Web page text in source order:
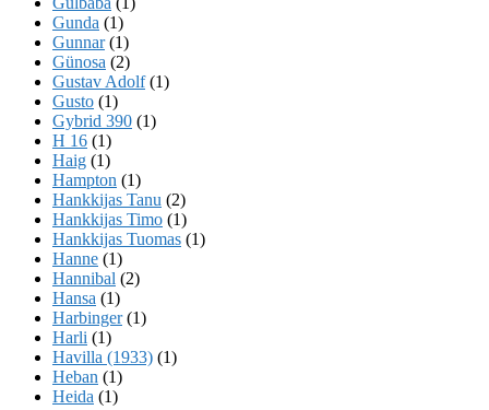
Gunda (1)
Gunnar(1)
Günosa (2)
Gustav Adolf(1)
Gusto (1)
Gybrid 390 (1)
H 16 (1)
Haig (1)
Hampton (1)
Hankkijas Tanu (2)
Hankkijas Timo (1)
Hankkijas Tuomas (1)
Hanne (1)
Hannibal (2)
Hansa (1)
Harbinger(1)
Harli (1)
Havilla (1933) (1)
Heban (1)
Heida (1)